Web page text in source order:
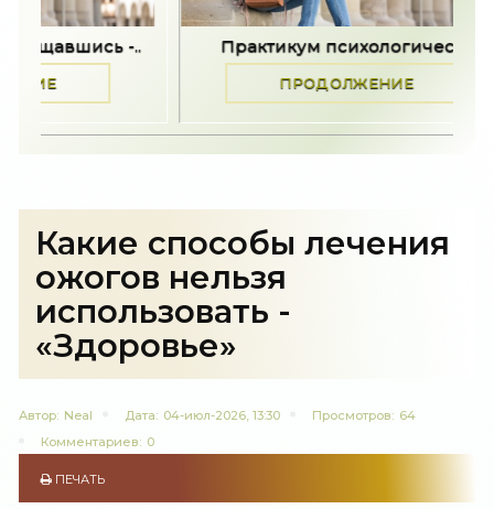
-.. Практикум психологической..
ПРОДОЛЖЕНИЕ
Какие способы лечения
ожогов нельзя
использовать -
«Здоровье»
Автор: Neal Дата: 04-июл-2026, 13:30 Просмотров: 64
Комментариев: 0
ПЕЧАТЬ